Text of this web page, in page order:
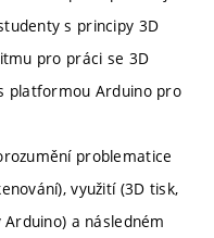
s principy 3D
pro práci se 3D
platformou Arduino pro
problematice
využití (3D tisk,
a následném